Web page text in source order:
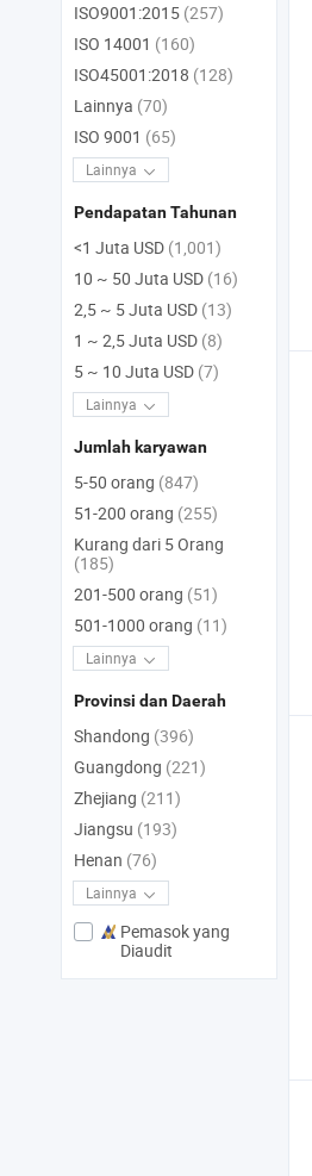
ISO9001:2015 (257)
ISO 14001 (160)
ISO45001:2018 (128)
Lainnya (70)
ISO 9001 (65)
Lainnya
Pendapatan Tahunan
<1 Juta USD (1,001)
10 ~ 50 Juta USD (16)
2,5 ~ 5 Juta USD (13)
1 ~ 2,5 Juta USD (8)
5 ~ 10 Juta USD (7)
Lainnya
Jumlah karyawan
5-50 orang (847)
51-200 orang (255)
Kurang dari 5 Orang
(185)
201-500 orang (51)
501-1000 orang (11)
Lainnya
Provinsi dan Daerah
Shandong (396)
Guangdong (221)
Zhejiang (211)
Jiangsu (193)
Henan (76)
Lainnya
Pemasok yang
Diaudit